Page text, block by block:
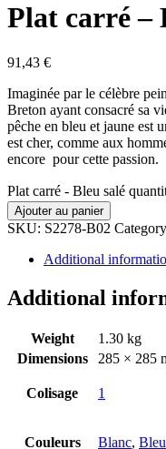
Plat carré –
91,43 €
Imaginée par le célèbre
Breton ayant consacré sa
pêche en bleu et jaune est
est cher, comme aux
encore pour cette passion.
Plat carré - Bleu salé
Ajouter au panier
SKU: S2278-B02
Additional
Additional
Weight
1.30 kg
Dimensions
285 × 285
Colisage 1
Couleurs Blanc, Bleu